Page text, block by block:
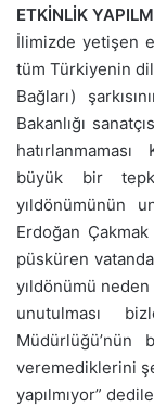
ETKİNLİK
İlimizde yetişen
tüm Türkiyenin
Bağları)
Bakanlığı
büyük bir
yıldönümünün
Erdoğan
püsküren
yıldönümü
unutulması
Müdürlüğü’nün
veremediklerini
yapılmıyor”